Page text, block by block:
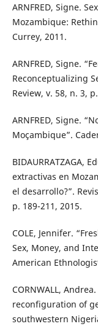
ARNFRED, Signe.
Mozambique:
Currey, 2011.
ARNFRED, Signe.
Reconceptualizing
Review, v. 58, n. 3,
ARNFRED, Signe.
Moçambique”.
BIDAURRATZAGA,
extractivas en
el desarrollo?”.
p. 189-211, 2015.
COLE, Jennifer.
Sex, Money, and
American
CORNWALL,
reconfiguration of
southwestern